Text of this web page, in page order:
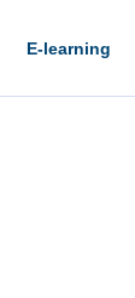
E-learning